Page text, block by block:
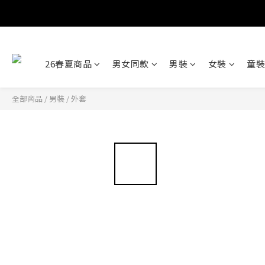
26春夏商品 男女同款 男裝 女裝 童裝
全部商品 / 男裝 /外套